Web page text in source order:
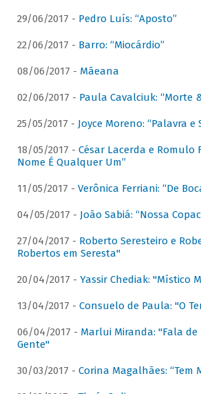
29/06/2017 - Pedro Luís: “Aposto”
22/06/2017 - Barro: “Miocárdio”
08/06/2017 - Mãeana
02/06/2017 - Paula Cavalciuk: “Morte
25/05/2017 - Joyce Moreno: “Palavra e
18/05/2017 - César Lacerda e Romulo
Nome É Qualquer Um”
11/05/2017 - Verônica Ferriani: “De
04/05/2017 - João Sabiá: “Nossa
27/04/2017 - Roberto Seresteiro e
Robertos em Seresta"
20/04/2017 - Yassir Chediak: "Místico
13/04/2017 - Consuelo de Paula: "O
06/04/2017 - Marlui Miranda: "Fala de
Gente"
30/03/2017 - Corina Magalhães: “Tem